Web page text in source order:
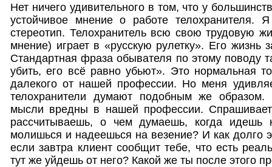
Нет ничего удивительного в том, что у
устойчивое мнение о работе
стереотип. Телохранитель всю свою трудовую
мнение) играет в «русскую рулетку». Его жизнь
Стандартная фраза обывателя по этому поводу
убить, его всё равно убьют». Это нормальная
далекого от нашей профессии. Но меня
телохранители думают подобным же
мысли вредны в нашей профессии.
рассчитываешь, о чем думаешь, когда идешь
молишься и надеешься на везение? И как долго
если завтра клиент сообщит тебе, что есть
тут же уйдешь от него? Какой же ты после этого